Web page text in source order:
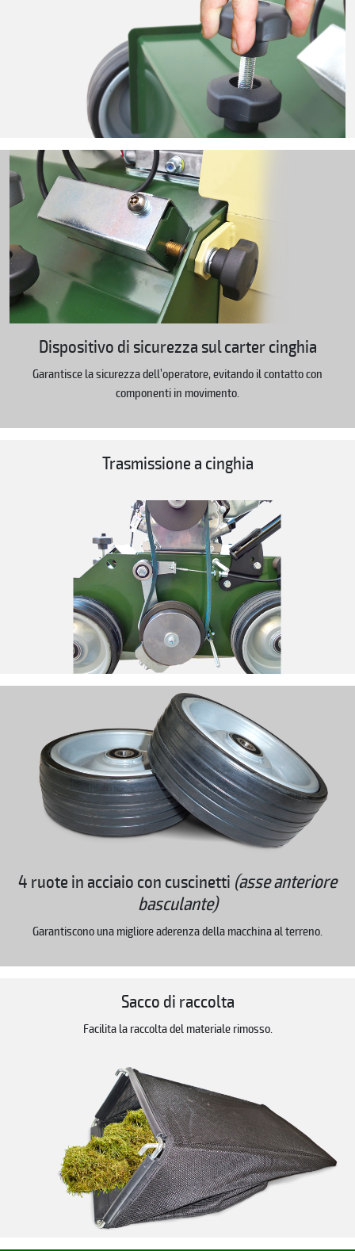
Dispositivo di sicurezza sul carter cinghia
Garantisce la sicurezza dell’operatore, evitando il contatto con
componenti in movimento.
Trasmissione a cinghia
4 ruote in acciaio con cuscinetti (asse anteriore
basculante)
Garantiscono una migliore aderenza della macchina al terreno.
Sacco di raccolta
Facilita la raccolta del materiale rimosso.